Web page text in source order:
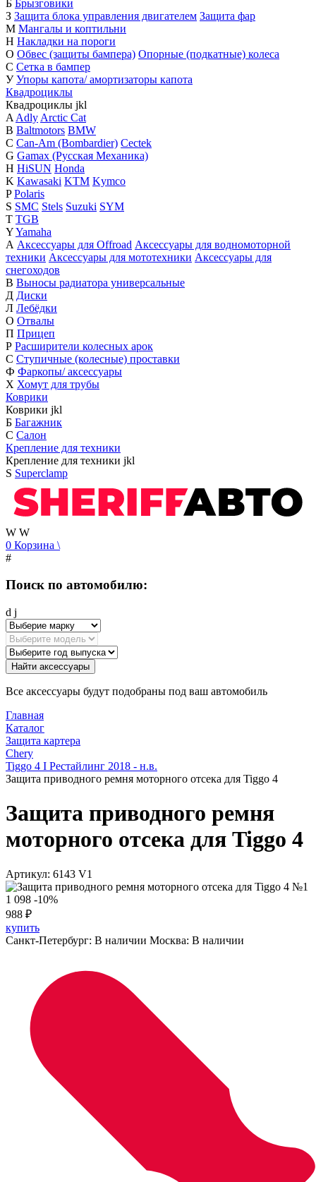
Б Брызговики
З Защита блока управления двигателем Защита фар
М Мангалы и коптильни
Н Накладки на пороги
О Обвес (защиты бампера) Опорные (подкатные) колеса
С Сетка в бампер
У Упоры капота/ амортизаторы капота
Квадроциклы
Квадроциклы jkl
A Adly Arctic Cat
B Baltmotors BMW
C Can-Am (Bombardier) Cectek
G Gamax (Русская Механика)
H HiSUN Honda
K Kawasaki KTM Kymco
P Polaris
S SMC Stels Suzuki SYM
T TGB
YYamaha
А Аксессуары для Offroad Аксессуары для водномоторной
техники Аксессуары для мототехники Аксессуары для
снегоходов
В Выносы радиатора универсальные
Д Диски
Л Лебёдки
О Отвалы
П Прицеп
Р Расширители колесных арок
С Ступичные (колесные) проставки
Ф Фаркопы/ аксессуары
Х Хомут для трубы
Коврики
Коврики jkl
Б Багажник
С Салон
Крепление для техники
Крепление для техники jkl
S Superclamp
W W
0 Корзина \
#
Поиск по автомобилю:
d j
Найти аксессуары
Все аксессуары будут подобраны под ваш автомобиль
Главная
Каталог
Защита картера
Chery
Tiggo 4 I Рестайлинг 2018 - н.в.
Защита приводного ремня моторного отсека для Tiggo 4
Защита приводного ремня
моторного отсека для Tiggo 4
Артикул: 6143 V1
1 098 -10%
988 ₽
купить
Санкт-Петербург: В наличии Москва: В наличии